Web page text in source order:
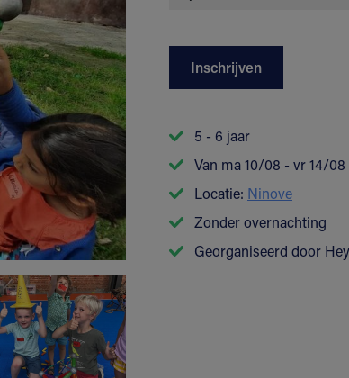
Inschrijven
5 - 6 jaar
Van ma 10/08 - vr 14/08
Locatie: Ninove
Zonder overnachting
Georganiseerd door